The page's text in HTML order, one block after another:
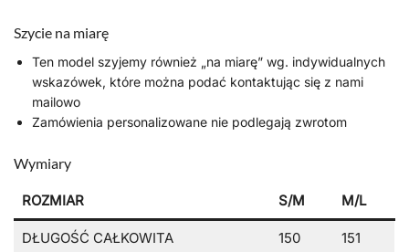
Szycie na miarę
Ten model szyjemy również „na miarę” wg. indywidualnych
wskazówek, które można podać kontaktując się z nami
mailowo
Zamówienia personalizowane nie podlegają zwrotom
Wymiary
ROZMIAR S/M M/L
DŁUGOŚĆ CAŁKOWITA 150 151